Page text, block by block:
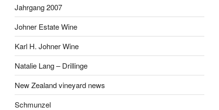
Jahrgang 2007
Johner Estate Wine
Karl H. Johner Wine
Natalie Lang – Drillinge
New Zealand vineyard news
Schmunzel